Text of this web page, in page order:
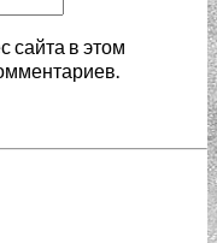
сайта в этом